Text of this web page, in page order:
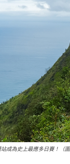
成為史上最應多日賽！（圖